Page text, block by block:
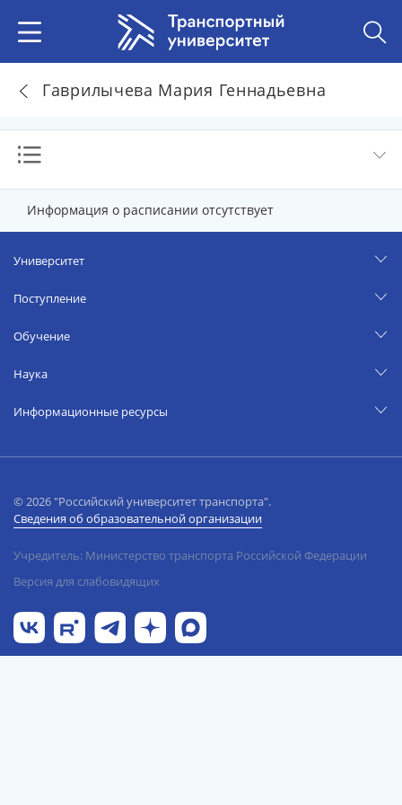
Гаврилычева Мария Геннадьевна
Информация о расписании отсутствует
Университет
Поступление
Обучение
Наука
Информационные ресурсы
© 2026 "Российский университет транспорта".
Сведения об образовательной организации
Учредитель: Министерство транспорта Российской Федерации
Версия для слабовидящих